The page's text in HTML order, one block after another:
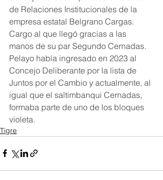
de Relaciones Institucionales de la
empresa estatal Belgrano Cargas.
Cargo al que llegó gracias a las
manos de su par Segundo Cernadas.
Pelayo había ingresado en 2023 al
Concejo Deliberante por la lista de
Juntos por el Cambio y actualmente, al
igual que el saltimbanqui Cernadas,
formaba parte de uno de los bloques
violeta.
Tigre